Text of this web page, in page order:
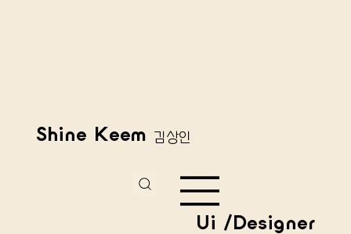
Shine Keem 김상인
Ui /Designer